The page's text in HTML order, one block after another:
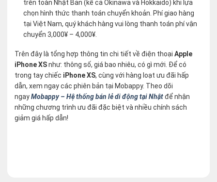
trên toàn Nhật Bản (kể cả Okinawa và Hokkaido) khi lựa
chọn hình thức thanh toán chuyển khoản. Phí giao hàng
tại Việt Nam, quý khách hàng vui lòng thanh toán phí vận
chuyển 3,000¥ – 4,000¥.
Trên đây là tổng hợp thông tin chi tiết về điện thoại Apple
iPhone XSnhư: thông số, giá bao nhiêu, có gì mới. Để có
trong tay chiếc iPhone XS, cùng với hàng loạt ưu đãi hấp
dẫn, xem ngay các phiên bản tại Mobappy. Theo dõi
ngayMobappy – Hệ thống bán lẻ di động tại Nhậtđể nhận
những chương trình ưu đãi đặc biệt và nhiều chính sách
giảm giá hấp dẫn!